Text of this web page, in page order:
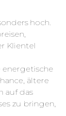
hoch.
Klientel
energetische
ältere
auf das
zu bringen,